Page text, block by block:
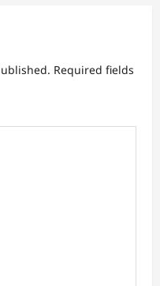
Required fields